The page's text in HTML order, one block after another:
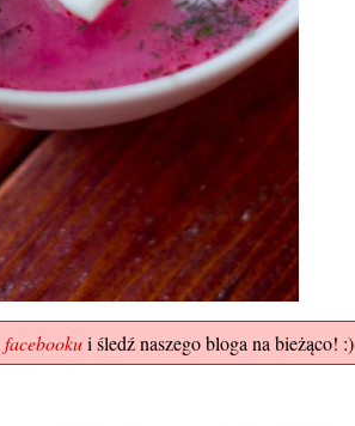
facebookui śledź naszego bloga na bieżąco! :)